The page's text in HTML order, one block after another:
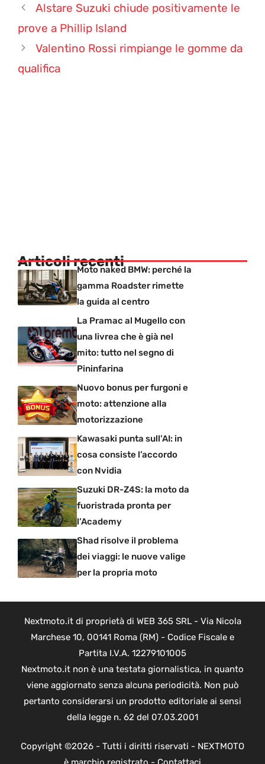
Alstare Suzuki chiude positivamente le
prove a Phillip Island
Valentino Rossi rimpiange le gomme da
qualifica
Articoli recentiMoto naked BMW: perché la
gamma Roadster rimette
la guida al centro
La Pramac al Mugello con
una livrea che è già nel
mito: tutto nel segno di
Pininfarina
Nuovo bonus per furgoni e
moto: attenzione alla
motorizzazione
Kawasaki punta sull’AI: in
cosa consiste l’accordo
con Nvidia
Suzuki DR-Z4S: la moto da
fuoristrada pronta per
l’Academy
Shad risolve il problema
dei viaggi: le nuove valige
per la propria moto
Nextmoto.it di proprietà di WEB 365 SRL - Via Nicola
Marchese 10, 00141 Roma (RM) - Codice Fiscale e
Partita I.V.A. 12279101005
Nextmoto.it non è una testata giornalistica, in quanto
viene aggiornato senza alcuna periodicità. Non può
pertanto considerarsi un prodotto editoriale ai sensi
della legge n. 62 del 07.03.2001
Copyright ©2026 - Tutti i diritti riservati - NEXTMOTO